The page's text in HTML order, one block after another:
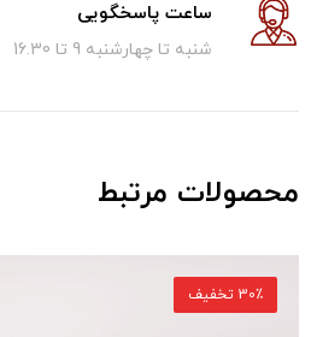
ساعت پاسخگویی
شنبه تا چهارشنبه 9 تا 16.30
محصولات مرتبط
30٪ تخفیف